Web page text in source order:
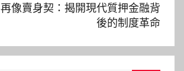
像賣身契：揭開現代質押金融背
後的制度革命